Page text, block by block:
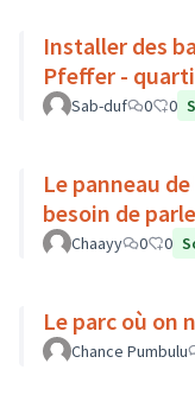
Installer des
Pfeffer -
Sab-duf 0 0
Le panneau
besoin de
Chaayy 0 0
Le parc où on
Chance Pumbulu